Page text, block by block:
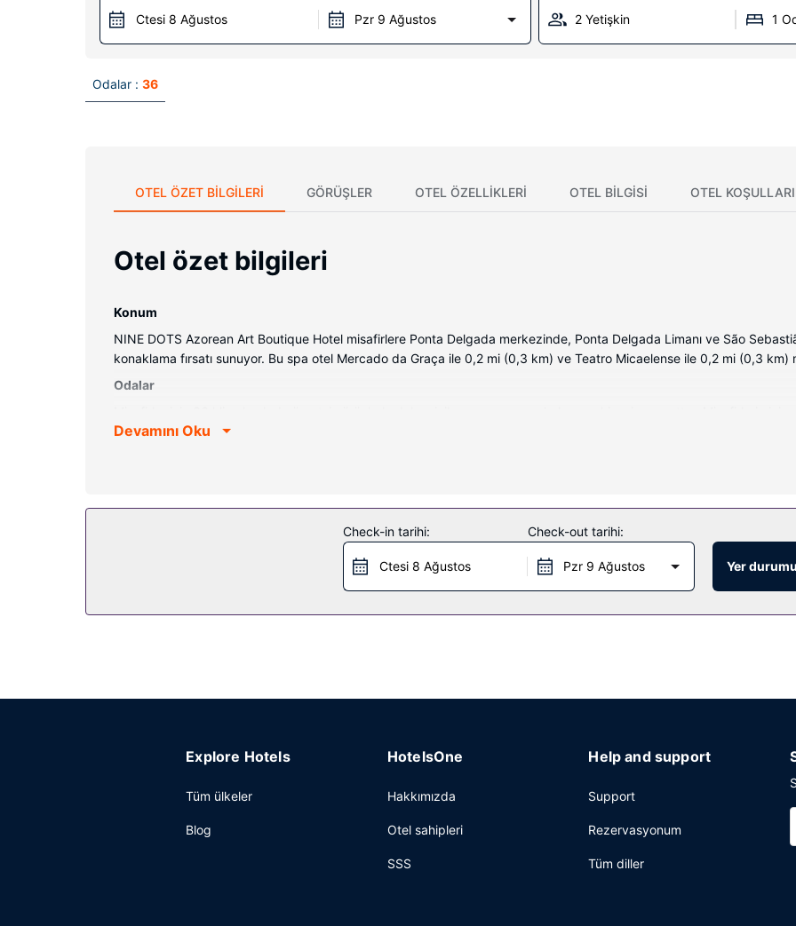
Ctesi 8 Ağustos Pzr 9 Ağustos 2 Yetişkin 1
Odalar : 36
OTEL ÖZET BILGILERI GÖRÜŞLER OTEL ÖZELLIKLERI OTEL BILGISI OTEL KOŞULLARI
Otel özet bilgileri
Konum
NINE DOTS Azorean Art Boutique Hotel misafirlere Ponta Delgada merkezinde, Ponta Delgada Limanı ve São
konaklama fırsatı sunuyor. Bu spa otel Mercado da Graça ile 0,2 mi (0,3 km) ve Teatro Micaelense ile 0,2 mi (0,3 km)
Odalar
televizyon ve ücretsiz kablosuz internet vardır. Özel banyo, duş kabini, geniş duş başlıkları ve saç kurutma makinesi
kablosuz İnternet ve danışma (concierge) hizmetleri sunulmaktadır.
İtalyan mutfağı sevenler için ETC. Osteria Bar ideal; otelin restoranı misafirlere içecek servisi yapılan bar/oturma
Misafirlere her gün 7 ve 10.30 arasında ücretsiz açık büfe kahvaltı servisi yapılmaktadır.
Devamını Oku
Check-in tarihi:
Ctesi 8 Ağustos
Check-out tarihi:
Pzr 9 Ağustos Yer
Explore Hotels
Tüm ülkeler
Blog
HotelsOne
Hakkımızda
Otel sahipleri
SSS
Help and support
Support
Rezervasyonum
Tüm diller